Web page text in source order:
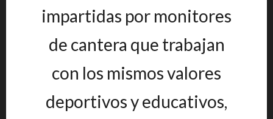
impartidas por monitores
de cantera que trabajan
con los mismos valores
deportivos y educativos,